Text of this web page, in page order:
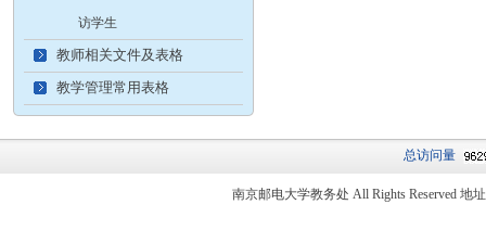
访学生
教师相关文件及表格
教学管理常用表格
总访问量
南京邮电大学教务处 All Rights Reserved